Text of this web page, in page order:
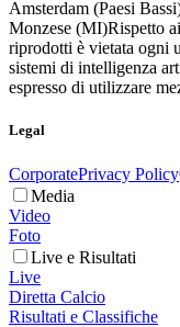
Amsterdam (Paesi
Monzese (MI)Rispetto
riprodotti è vietata ogni
sistemi di intelligenza
espresso di utilizzare
Legal
CorporatePrivacy Policy
Media
Video
Foto
Live e Risultati
Live
Diretta Calcio
Risultati e Classifiche